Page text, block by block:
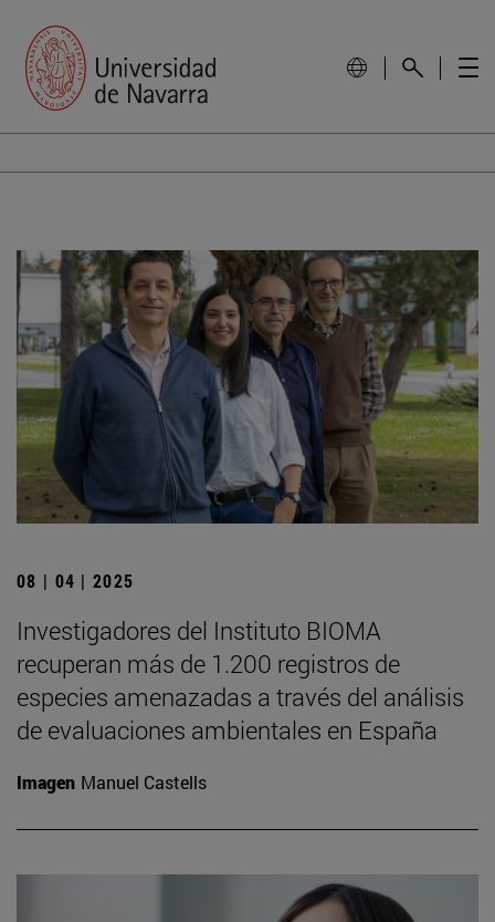
08 | 04 | 2025
Investigadores del Instituto BIOMA
recuperan más de 1.200 registros de
especies amenazadas a través del análisis
de evaluaciones ambientales en España
Imagen Manuel Castells